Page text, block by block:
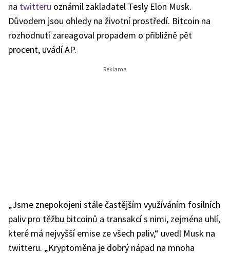
na twitteru oznámil zakladatel Tesly Elon Musk.
Důvodem jsou ohledy na životní prostředí. Bitcoin na
rozhodnutí zareagoval propadem o přibližně pět
procent, uvádí AP.
„Jsme znepokojeni stále častějším využíváním fosilních
paliv pro těžbu bitcoinů a transakcí s nimi, zejména uhlí,
které má nejvyšší emise ze všech paliv,“ uvedl Musk na
twitteru. „Kryptoměna je dobrý nápad na mnoha